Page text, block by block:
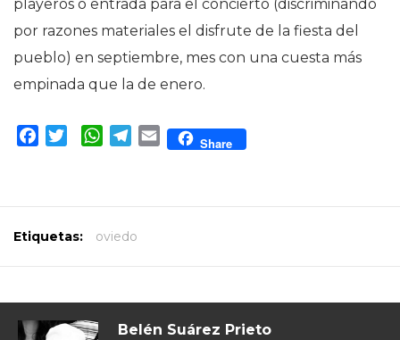
playeros o entrada para el concierto (discriminando
por razones materiales el disfrute de la fiesta del
pueblo) en septiembre, mes con una cuesta más
empinada que la de enero.
Facebook
TwitterWhatsApp
Telegram
Email Share
Etiquetas: oviedo
Belén Suárez Prieto